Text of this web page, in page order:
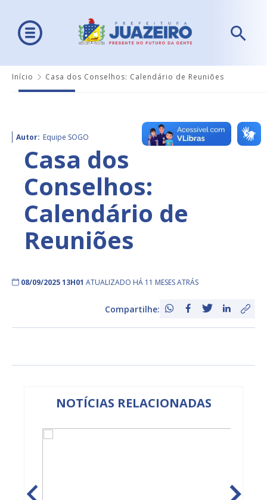
Início Casa dos Conselhos: Calendário de Reuniões
Autor: Equipe SOGO
Casa dos
Conselhos:
Calendário de
Reuniões
08/09/2025 13H01 ATUALIZADO HÁ 11 MESES ATRÁS
Compartilhe:
NOTÍCIAS RELACIONADAS